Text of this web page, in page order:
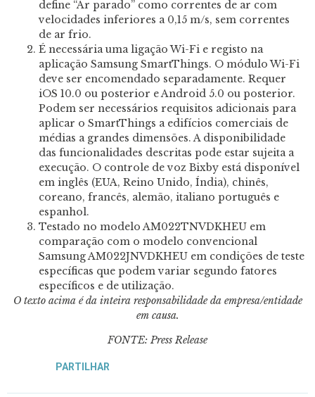
define “Ar parado” como correntes de ar com
velocidades inferiores a 0,15 m/s, sem correntes
de ar frio.
É necessária uma ligação Wi-Fi e registo na
aplicação Samsung SmartThings. O módulo Wi-Fi
deve ser encomendado separadamente. Requer
iOS 10.0 ou posterior e Android 5.0 ou posterior.
Podem ser necessários requisitos adicionais para
aplicar o SmartThings a edifícios comerciais de
médias a grandes dimensões. A disponibilidade
das funcionalidades descritas pode estar sujeita a
execução. O controle de voz Bixby está disponível
em inglês (EUA, Reino Unido, Índia), chinês,
coreano, francês, alemão, italiano português e
espanhol.
Testado no modelo AM022TNVDKHEU em
comparação com o modelo convencional
Samsung AM022JNVDKHEU em condições de teste
específicas que podem variar segundo fatores
específicos e de utilização.
O texto acima é da inteira responsabilidade da empresa/entidade
em causa.
FONTE: Press Release
PARTILHAR